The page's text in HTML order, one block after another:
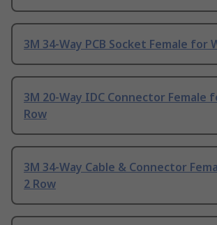
3M 34-Way PCB Socket Female for
3M 20-Way IDC Connector Female
Row
3M 34-Way Cable & Connector
2 Row